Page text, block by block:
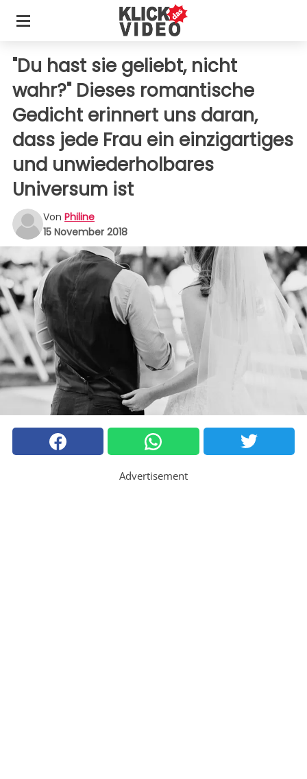
"Du hast sie geliebt, nicht
wahr?" Dieses romantische
Gedicht erinnert uns daran,
dass jede Frau ein einzigartiges
und unwiederholbares
Universum ist
Von Philine
15 November 2018
Advertisement